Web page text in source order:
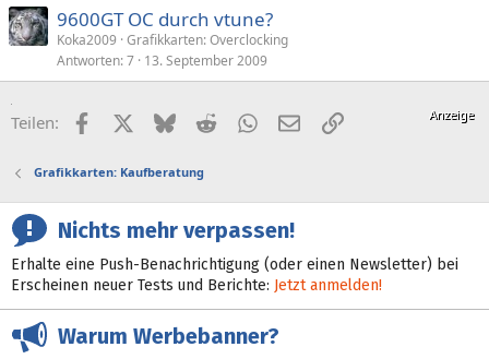
9600GT OC durch vtune?
Koka2009 Grafikkarten: Overclocking
Antworten 7 13. September 2009
Teilen: FacebookX (Twitter)
BlueskyRedditWhatsApp
E-MailLink
Grafikkarten: Kaufberatung
Nichts mehr verpassen!
Erhalte eine Push-Benachrichtigung (oder einen Newsletter) bei
Erscheinen neuer Tests und Berichte: Jetzt anmelden!
Warum Werbebanner?